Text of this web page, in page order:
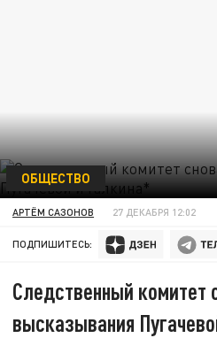
ОБЩЕСТВО
АРТЁМ САЗОНОВ 27 ДЕКАБРЯ 12:02
ПОДПИШИТЕСЬ:
Следственный комитет
высказывания